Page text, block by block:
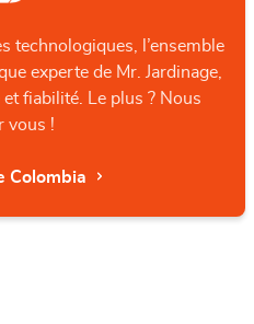
technologiques, l’ensemble
experte de Mr. Jardinage,
fiabilité. Le plus ? Nous
vous !
Colombia